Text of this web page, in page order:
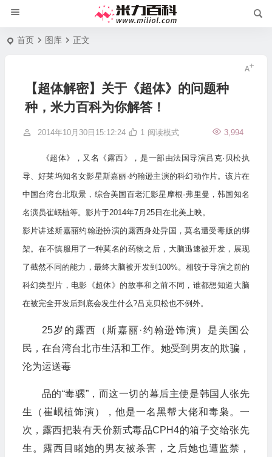
首页 图库 正文
【超体解密】关于《超体》的问题种
种，米力百科为你解答！
2014年10月30日15:12:24 3,994
1 阅读模式
《超体》，又名《露西》，是一部由法国导演吕克·贝松执
导、好莱坞知名女影星斯嘉丽·约翰逊主演的科幻动作片。该片在
中国台湾台北取景，综合美国百老汇影星摩根·弗里曼，韩国知名
名演员崔岷植等。影片于2014年7月25日在北美上映。
影片讲述斯嘉丽约翰逊扮演的露西身处异国，莫名遭受毒贩的绑
架。在不慎服用了一种莫名的药物之后，大脑迅速被开发，展现
了截然不同的能力，最终大脑被开发到100%。相较于导演之前的
科幻类型片，电影《超体》的故事和之前不同，谁都想知道大脑
在被完全开发后到底会发生什么?吕克贝松也不例外。
25岁的露西（斯嘉丽·约翰逊饰演）是美国公
民，在台湾台北市生活和工作。她受到男友的欺骗，
沦为运送毒
品的“毒骡”，而这一切的幕后主使是韩国人张先
生（崔岷植饰演），他是一名黑帮大佬和毒枭。一
次，露西把装有天价新式毒品CPH4的箱子交给张先
生。露西目睹她的男友被杀害，之后她也遭监禁，